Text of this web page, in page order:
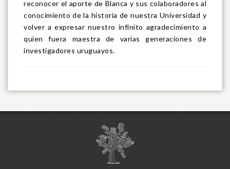
reconocer el aporte de Blanca y sus colaboradores al
conocimiento de la historia de nuestra Universidad y
volver a expresar nuestro infinito agradecimiento a
quien fuera maestra de varias generaciones de
investigadores uruguayos.
m
a
g
n